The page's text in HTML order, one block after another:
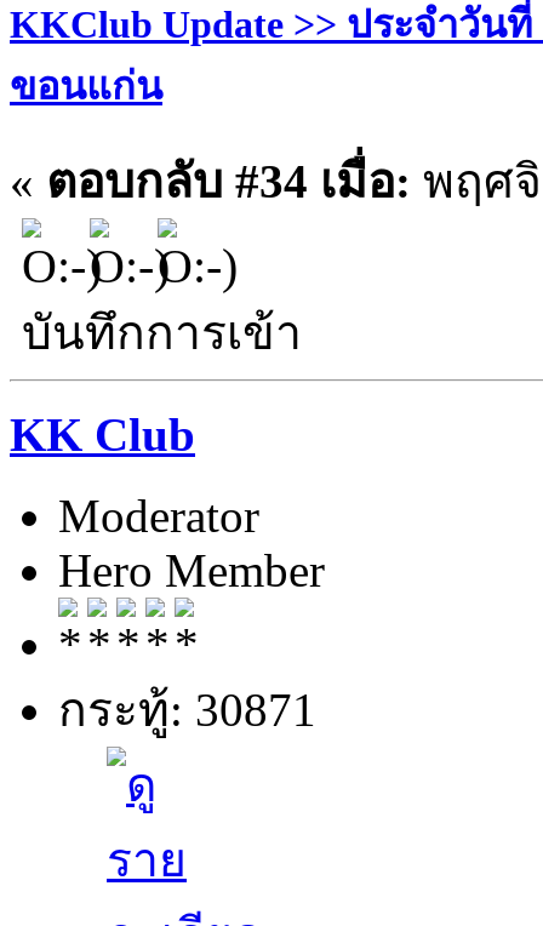
KKClub Update >> ประจำวันที่
ขอนแก่น
« ตอบกลับ #34 เมื่อ: พฤศจิ
บันทึกการเข้า
KK Club
Moderator
Hero Member
กระทู้: 30871